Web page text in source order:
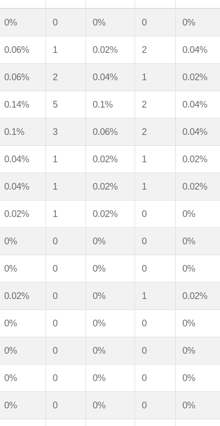
0% 0 0% 0 0%
0.06% 1 0.02% 2 0.04%
0.06% 2 0.04% 1 0.02%
0.14% 5 0.1% 2 0.04%
0.1% 3 0.06% 2 0.04%
0.04% 1 0.02% 1 0.02%
0.04% 1 0.02% 1 0.02%
0.02% 1 0.02% 0 0%
0% 0 0% 0 0%
0% 0 0% 0 0%
0.02% 0 0% 1 0.02%
0% 0 0% 0 0%
0% 0 0% 0 0%
0% 0 0% 0 0%
0% 0 0% 0 0%